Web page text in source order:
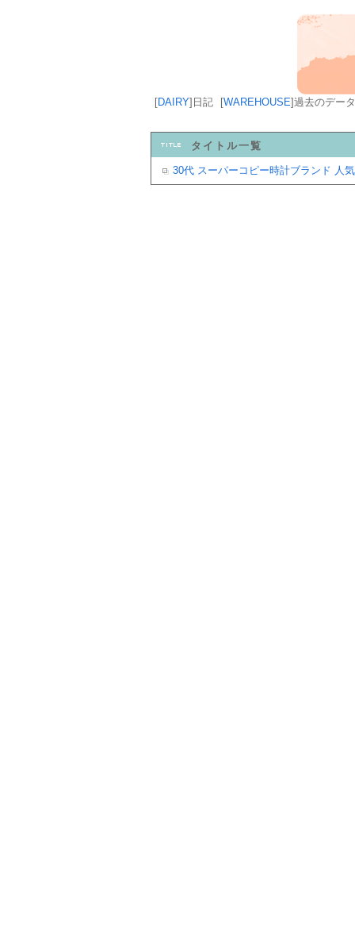
[DAIRY] 日記 [WAREHOUSE]過去のデータ
タイトル一覧
30代 スーパーコピー時計ブランド 人